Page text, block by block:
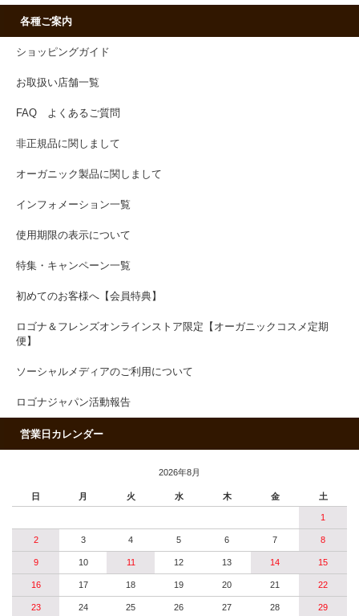
各種ご案内
ショッピングガイド
お取扱い店舗一覧
FAQ よくあるご質問
非正規品に関しまして
オーガニック製品に関しまして
インフォメーション一覧
使用期限の表示について
特集・キャンペーン一覧
初めてのお客様へ【会員特典】
ロゴナ＆フレンズオンラインストア限定【オーガニックコスメ定期
便】
ソーシャルメディアのご利用について
ロゴナジャパン活動報告
営業日カレンダー
2026年8月
日 月 火 水 木 金 土
1
2 3 4 5 6 7 8
9 10 11 12 13 14 15
16 17 18 19 20 21 22
23 24 25 26 27 28 29